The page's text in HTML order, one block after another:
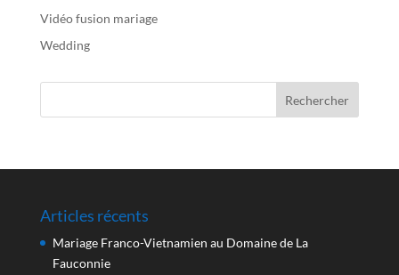
Vidéo fusion mariage
Wedding
Articles récents
Mariage Franco-Vietnamien au Domaine de La
Fauconnie